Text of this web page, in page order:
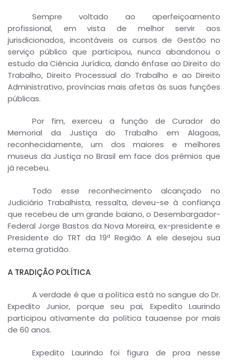
Sempre voltado ao aperfeiçoamento
profissional, em vista de melhor servir aos
jurisdicionados, incontáveis os cursos de Gestão no
serviço público que participou, nunca abandonou o
estudo da Ciência Jurídica, dando ênfase ao Direito do
Trabalho, Direito Processual do Trabalho e ao Direito
Administrativo, províncias mais afetas às suas funções
públicas.
Por fim, exerceu a função de Curador do
Memorial da Justiça do Trabalho em Alagoas,
reconhecidamente, um dos maiores e melhores
museus da Justiça no Brasil em face dos prêmios que
já recebeu.
Todo esse reconhecimento alcançado no
Judiciário Trabalhista, ressalta, deveu-se à confiança
que recebeu de um grande baiano, o Desembargador-
Federal Jorge Bastos da Nova Moreira, ex-presidente e
Presidente do TRT da 19ª Região. A ele desejou sua
eterna gratidão.
A TRADIÇÃO POLÍTICA
A verdade é que a política está no sangue do Dr.
Expedito Junior, porque seu pai, Expedito Laurindo
participou ativamente da política tauaense por mais
de 60 anos.
Expedito Laurindo foi figura de proa nesse